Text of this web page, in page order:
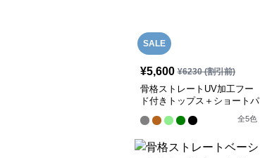
SALE
¥5,600 ¥6230(割引前)
骨格ストレートUV加工フー
ド付きトップス＋ショートパ
全5色